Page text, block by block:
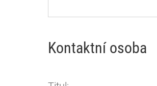
Kontaktní osoba